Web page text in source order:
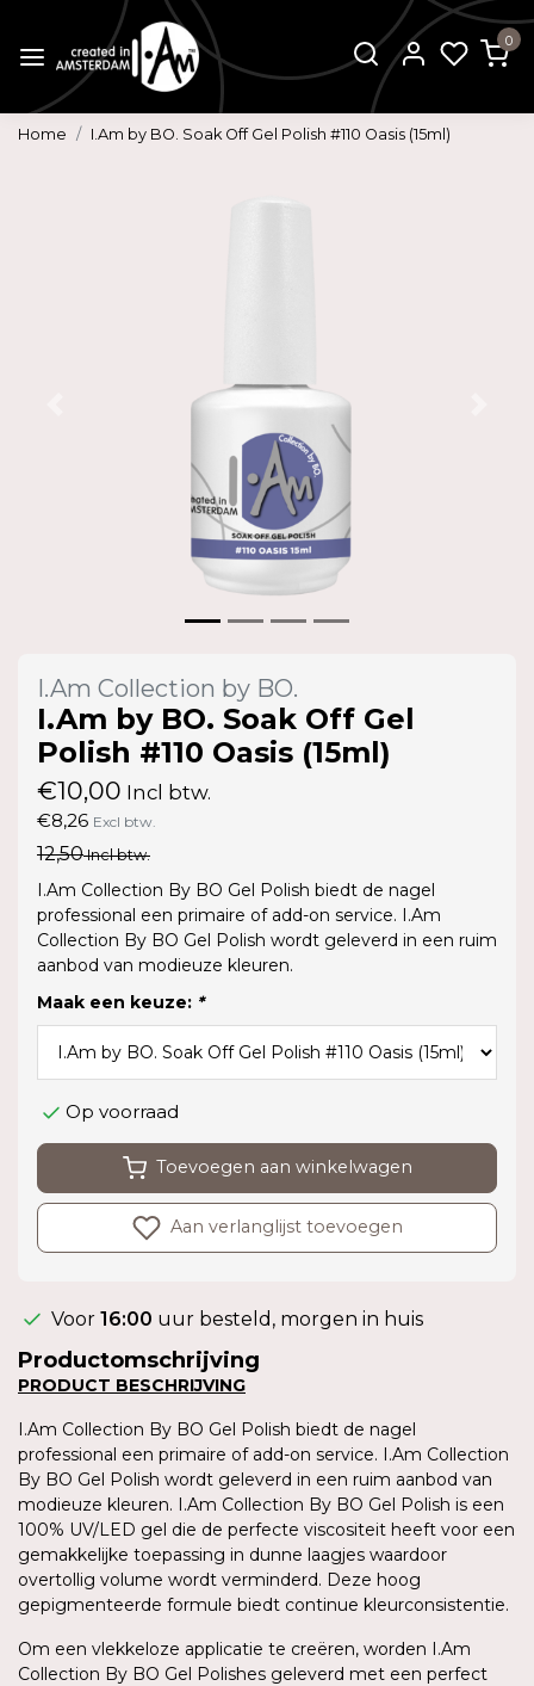
0
Home I.Am by BO. Soak Off Gel Polish #110 Oasis (15ml)
I.Am Collection by BO.
I.Am by BO. Soak Off Gel
Polish #110 Oasis (15ml)
€10,00 Incl btw.
€8,26 Excl btw.
12,50Incl btw.
I.Am Collection By BO Gel Polish biedt de nagel
professional een primaire of add-on service. I.Am
Collection By BO Gel Polish wordt geleverd in een ruim
aanbod van modieuze kleuren.
Maak een keuze: *
Op voorraad
Toevoegen aan winkelwagen
Aan verlanglijst toevoegen
Voor 16:00 uur besteld, morgen in huis
Productomschrijving
PRODUCT BESCHRIJVING
I.Am Collection By BO Gel Polish biedt de nagel
professional een primaire of add-on service. I.Am Collection
By BO Gel Polish wordt geleverd in een ruim aanbod van
modieuze kleuren. I.Am Collection By BO Gel Polish is een
100% UV/LED gel die de perfecte viscositeit heeft voor een
gemakkelijke toepassing in dunne laagjes waardoor
overtollig volume wordt verminderd. Deze hoog
gepigmenteerde formule biedt continue kleurconsistentie.
Om een vlekkeloze applicatie te creëren, worden I.Am
Collection By BO Gel Polishes geleverd met een perfect